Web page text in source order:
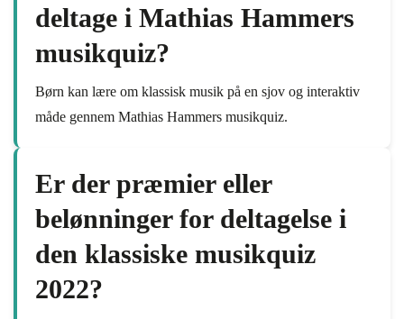
deltage i Mathias Hammers
musikquiz?
Børn kan lære om klassisk musik på en sjov og interaktiv
måde gennem Mathias Hammers musikquiz.
Er der præmier eller
belønninger for deltagelse i
den klassiske musikquiz
2022?